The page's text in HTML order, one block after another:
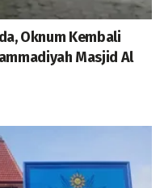
Oknum Kembali
Masjid Al